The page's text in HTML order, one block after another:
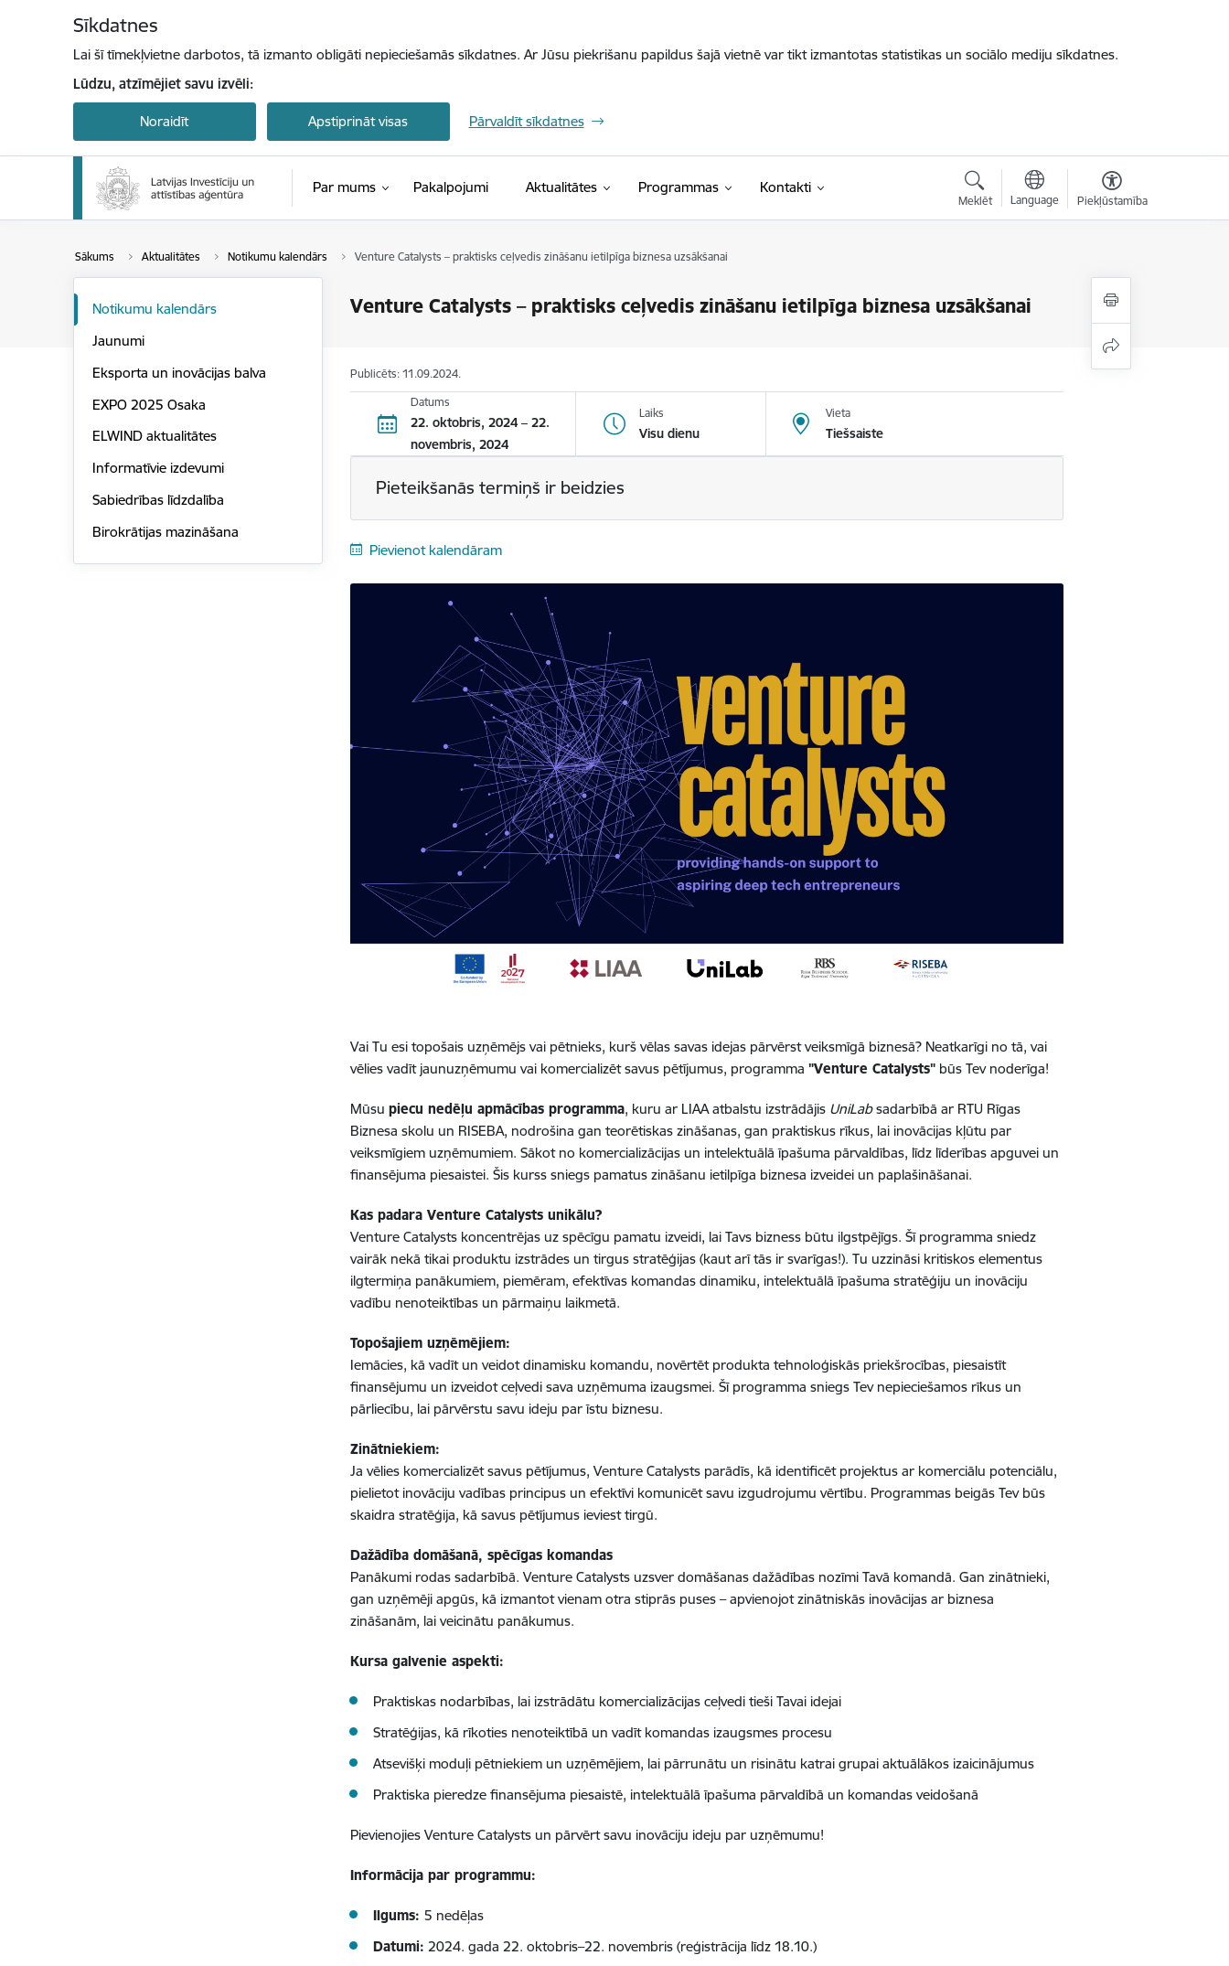
Sīkdatnes
Lai šī tīmekļvietne darbotos, tā izmanto obligāti nepieciešamās sīkdatnes. Ar Jūsu piekrišanu papildus šajā vietnē var tikt izmantotas statistikas un sociālo mediju sīkdatnes.
Lūdzu, atzīmējiet savu izvēli:
Noraidīt Apstiprināt visas Pārvaldīt sīkdatnes
Par mums Pakalpojumi Aktualitātes Programmas Kontakti
Meklēt Language Piekļūstamība
Sākums Aktualitātes Notikumu kalendārs Venture Catalysts – praktisks ceļvedis zināšanu ietilpīga biznesa uzsākšanai
Venture Catalysts – praktisks ceļvedis zināšanu ietilpīga biznesa uzsākšanai
Notikumu kalendārs
Jaunumi
Eksporta un inovācijas balva
EXPO 2025 Osaka
ELWIND aktualitātes
Informatīvie izdevumi
Sabiedrības līdzdalība
Birokrātijas mazināšana
Publicēts: 11.09.2024.
Datums
22. oktobris, 2024 – 22.
novembris, 2024
Laiks
Visu dienu
Vieta
Tiešsaiste
Pieteikšanās termiņš ir beidzies
Pievienot kalendāram
Vai Tu esi topošais uzņēmējs vai pētnieks, kurš vēlas savas idejas pārvērst veiksmīgā biznesā? Neatkarīgi no tā, vai
vēlies vadīt jaunuzņēmumu vai komercializēt savus pētījumus, programma"Venture Catalysts" būs Tev noderīga!
Mūsupiecu nedēļu apmācības programma, kuru ar LIAA atbalstu izstrādājis UniLabsadarbībā ar RTU Rīgas
Biznesa skolu un RISEBA, nodrošina gan teorētiskas zināšanas, gan praktiskus rīkus, lai inovācijas kļūtu par
veiksmīgiem uzņēmumiem. Sākot no komercializācijas un intelektuālā īpašuma pārvaldības, līdz līderības apguvei un
finansējuma piesaistei. Šis kurss sniegs pamatus zināšanu ietilpīga biznesa izveidei un paplašināšanai.
Kas padara Venture Catalysts unikālu?
Venture Catalysts koncentrējas uz spēcīgu pamatu izveidi, lai Tavs bizness būtu ilgstpējīgs. Šī programma sniedz
vairāk nekā tikai produktu izstrādes un tirgus stratēģijas (kaut arī tās ir svarīgas!). Tu uzzināsi kritiskos elementus
ilgtermiņa panākumiem, piemēram, efektīvas komandas dinamiku, intelektuālā īpašuma stratēģiju un inovāciju
vadību nenoteiktības un pārmaiņu laikmetā.
Topošajiem uzņēmējiem:
Iemācies, kā vadīt un veidot dinamisku komandu, novērtēt produkta tehnoloģiskās priekšrocības, piesaistīt
finansējumu un izveidot ceļvedi sava uzņēmuma izaugsmei. Šī programma sniegs Tev nepieciešamos rīkus un
pārliecību, lai pārvērstu savu ideju par īstu biznesu.
Zinātniekiem:
Ja vēlies komercializēt savus pētījumus, Venture Catalysts parādīs, kā identificēt projektus ar komerciālu potenciālu,
pielietot inovāciju vadības principus un efektīvi komunicēt savu izgudrojumu vērtību. Programmas beigās Tev būs
skaidra stratēģija, kā savus pētījumus ieviest tirgū.
Dažādība domāšanā, spēcīgas komandas
Panākumi rodas sadarbībā. Venture Catalysts uzsver domāšanas dažādības nozīmi Tavā komandā. Gan zinātnieki,
gan uzņēmēji apgūs, kā izmantot vienam otra stiprās puses – apvienojot zinātniskās inovācijas ar biznesa
zināšanām, lai veicinātu panākumus.
Kursa galvenie aspekti:
Praktiskas nodarbības, lai izstrādātu komercializācijas ceļvedi tieši Tavai idejai
Stratēģijas, kā rīkoties nenoteiktībā un vadīt komandas izaugsmes procesu
Atsevišķi moduļi pētniekiem un uzņēmējiem, lai pārrunātu un risinātu katrai grupai aktuālākos izaicinājumus
Praktiska pieredze finansējuma piesaistē, intelektuālā īpašuma pārvaldībā un komandas veidošanā
Pievienojies Venture Catalysts un pārvērt savu inovāciju ideju par uzņēmumu!
Informācija par programmu:
Ilgums:5 nedēļas
Datumi: 2024. gada 22. oktobris–22. novembris (reģistrācija līdz 18.10.)